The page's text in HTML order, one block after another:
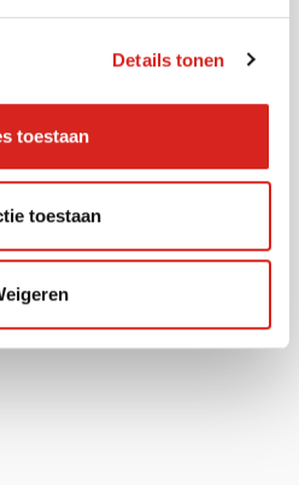
Details tonen
toestaan
toestaan